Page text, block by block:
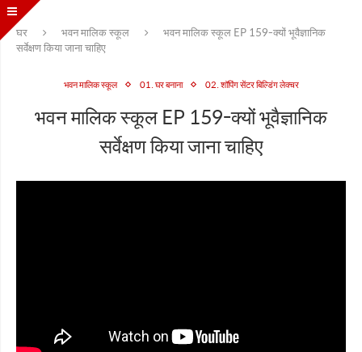
घर भवन मालिक स्कूल
भवन मालिक स्कूल EP 159-क्यों भूवैज्ञानिक
सर्वेक्षण किया जाना चाहिए
भवन मालिक स्कूल 01. घर बनाना 02. शॉपिंग सेंटर बिल्डिंग लेक्चर
भवन मालिक स्कूल EP 159-क्यों भूवैज्ञानिक
सर्वेक्षण किया जाना चाहिए